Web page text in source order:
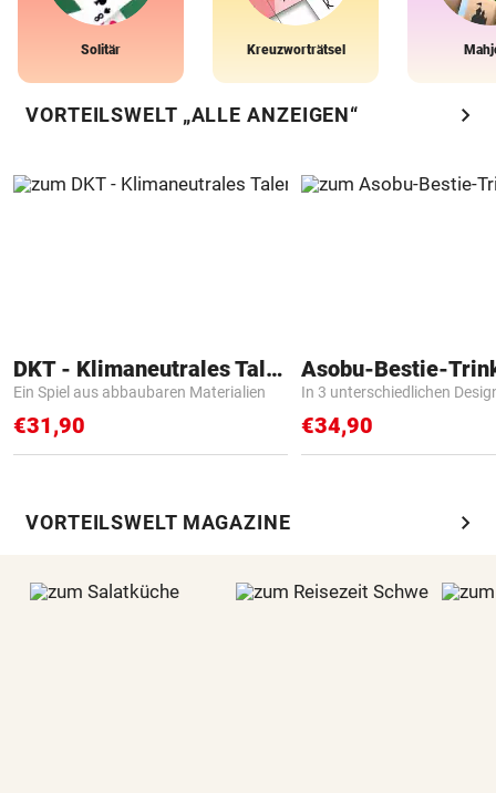
Solitär Kreuzworträtsel
VORTEILSWELT „ALLE ANZEIGEN“ chevron_right
DKT - Klimaneutrales Talent
Ein Spiel aus abbaubaren Materialien
€31,90
Asobu-Bestie-
In 3 unterschiedlichen
€34,90
VORTEILSWELT MAGAZINE chevron_right